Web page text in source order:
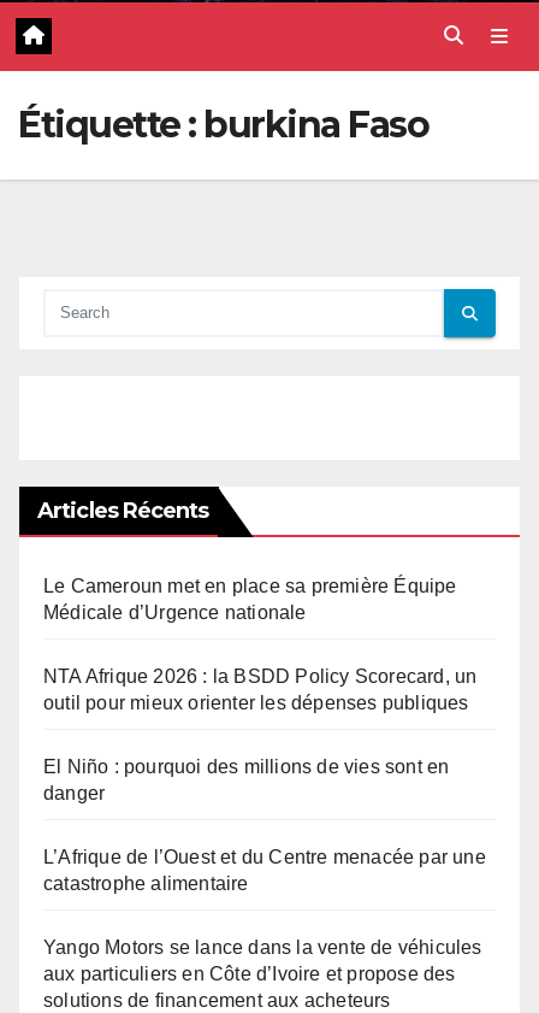
Étiquette : burkina Faso
Articles Récents
Le Cameroun met en place sa première Équipe
Médicale d’Urgence nationale
NTA Afrique 2026 : la BSDD Policy Scorecard, un
outil pour mieux orienter les dépenses publiques
El Niño : pourquoi des millions de vies sont en
danger
L’Afrique de l’Ouest et du Centre menacée par une
catastrophe alimentaire
Yango Motors se lance dans la vente de véhicules
aux particuliers en Côte d’Ivoire et propose des
solutions de financement aux acheteurs